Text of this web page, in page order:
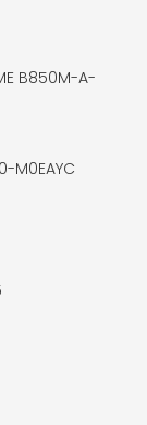
B850M-A-
M0EAYC